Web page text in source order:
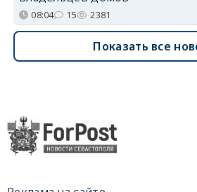
08:04 15 2381
Показать все